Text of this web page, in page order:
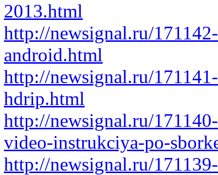
2013.html
http://newsignal.ru/
android.html
http://newsignal.ru/
hdrip.html
http://newsignal.ru/
video-instrukciya-po-
http://newsignal.ru/